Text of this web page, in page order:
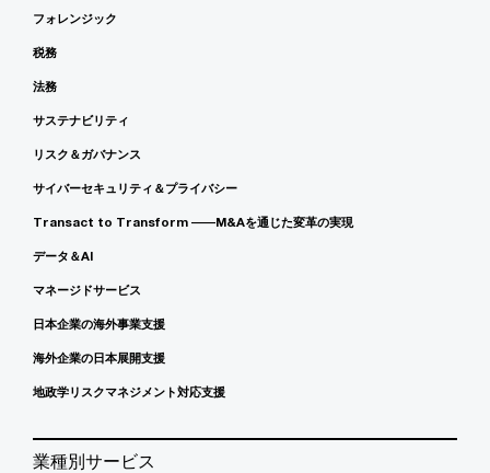
フォレンジック
税務
法務
サステナビリティ
リスク＆ガバナンス
サイバーセキュリティ＆プライバシー
Transact to Transform ――M&Aを通じた変革の実現
データ＆AI
マネージドサービス
日本企業の海外事業支援
海外企業の日本展開支援
地政学リスクマネジメント対応支援
業種別サービス